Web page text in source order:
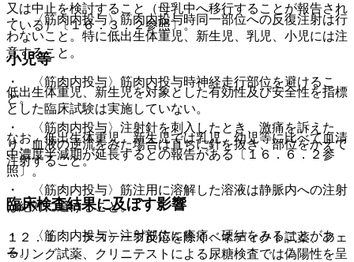
・ 〈筋肉内投与〉筋肉内投与時同一部位への反復注射は行
わないこと。特に低出生体重児、新生児、乳児、小児には注
意すること。
・ 〈筋肉内投与〉筋肉内投与時神経走行部位を避けるこ
と。
・ 〈筋肉内投与〉注射針を刺入したとき、激痛を訴えた
り、血液の逆流をみた場合は直ちに針を抜き、部位をかえて
注射すること。
・ 〈筋肉内投与〉筋注用に溶解した溶液は静脈内への注射
は絶対に避けること。
・ 〈筋肉内投与〉注射部位に疼痛、硬結をみることがあ
る。
又は中止を検討すること（母乳中へ移行することが報告され
ている）〔１６．３．２参照〕。
小児等
低出生体重児、新生児を対象とした有効性及び安全性を指標
とした臨床試験は実施していない。
なお、低出生体重児、新生児では乳児、幼児等に比べて血清
中濃度半減期が延長するとの報告がある〔１６．６．２参
照〕。
臨床検査結果に及ぼす影響
１２．１． テステープ反応を除くベネディクト試薬、フェ
ーリング試薬、クリニテストによる尿糖検査では偽陽性を呈